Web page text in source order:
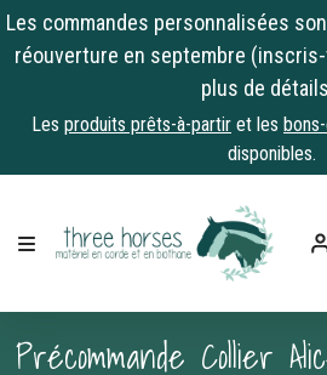
Les commandes personnalisées
réouverture en septembre
plus de
Les produits prêts-à-partir et les
disponibles.
content
Précommande Collier